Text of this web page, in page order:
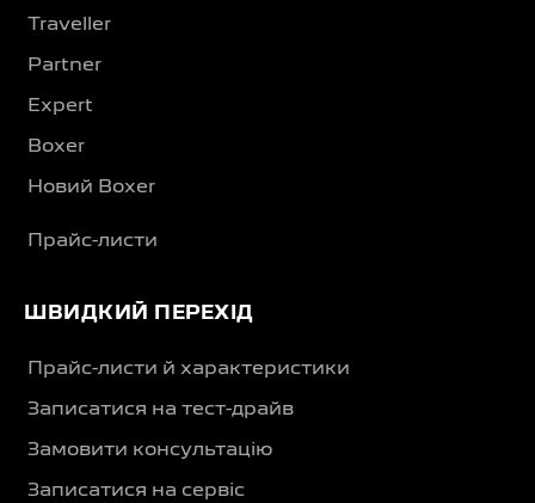
Traveller
Partner
Expert
Boxer
Новий Boxer
Прайс-листи
ШВИДКИЙ ПЕРЕХІД
Прайс-листи й характеристики
Записатися на тест-драйв
Замовити консультацію
Записатися на сервіс